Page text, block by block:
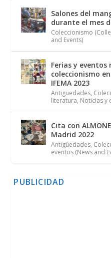
Salones del
durante el mes
Coleccionismo
and Events)
Ferias y eventos
coleccionismo
IFEMA 2023
Antigüedades,
literatura, Noticias y
Cita con
Madrid 2022
Antigüedades,
eventos (News and
PUBLICIDAD